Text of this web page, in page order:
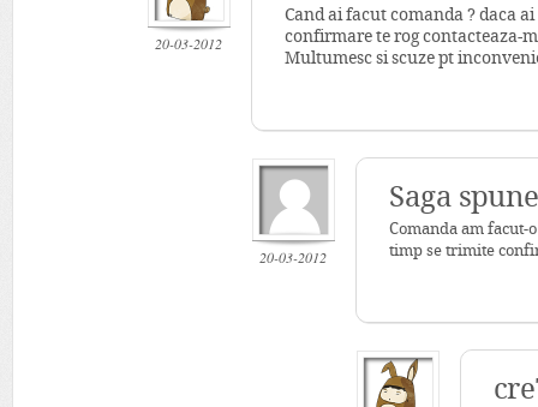
20-03-2012
Cand ai facut comanda ? daca
confirmare te rog contacteaza-
Multumesc si scuze pt
20-03-2012
Saga
Comanda am facut-
timp se trimite